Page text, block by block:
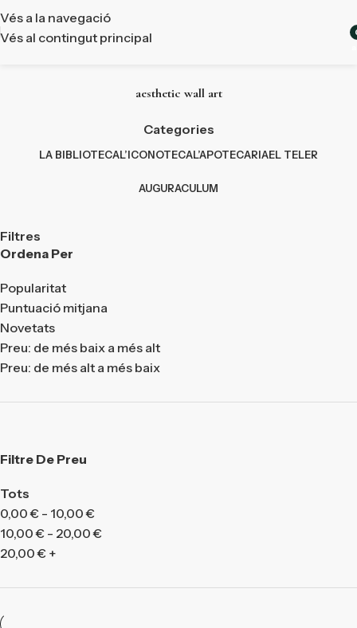
Vés a la navegació
Vés al contingut principal
aesthetic wall art
Categories
LA BIBLIOTECAL’ICONOTECAL’APOTECARIAEL TELER
AUGURACULUM
Filtres
Ordena Per
Popularitat
Puntuació mitjana
Novetats
Preu: de més baix a més alt
Preu: de més alt a més baix
Filtre De Preu
Tots
0,00€ - 10,00€
10,00€ - 20,00€
20,00€ +